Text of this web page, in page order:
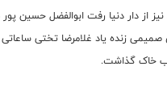
از دار دنیا رفت ابوالفضل حسین
زنده یاد غلامرضا تختی ساعاتی
خاک گذاشت.